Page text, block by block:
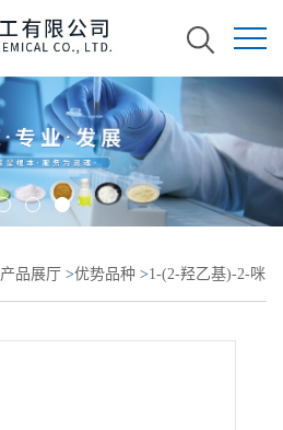
产品展厅 >优势品种 >1-(2-羟乙基)-2-咪